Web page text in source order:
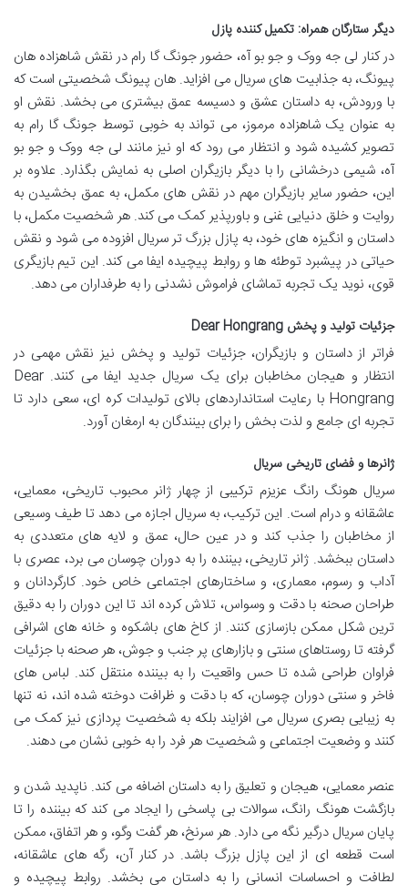
دیگر ستارگان همراه: تکمیل کننده پازل
در کنار لی جه ووک و جو بو آه، حضور جونگ گا رام در نقش شاهزاده هان
پیونگ، به جذابیت های سریال می افزاید. هان پیونگ شخصیتی است که
با ورودش، به داستان عشق و دسیسه عمق بیشتری می بخشد. نقش او
به عنوان یک شاهزاده مرموز، می تواند به خوبی توسط جونگ گا رام به
تصویر کشیده شود و انتظار می رود که او نیز مانند لی جه ووک و جو بو
آه، شیمی درخشانی را با دیگر بازیگران اصلی به نمایش بگذارد. علاوه بر
این، حضور سایر بازیگران مهم در نقش های مکمل، به عمق بخشیدن به
روایت و خلق دنیایی غنی و باورپذیر کمک می کند. هر شخصیت مکمل، با
داستان و انگیزه های خود، به پازل بزرگ تر سریال افزوده می شود و نقش
حیاتی در پیشبرد توطئه ها و روابط پیچیده ایفا می کند. این تیم بازیگری
قوی، نوید یک تجربه تماشای فراموش نشدنی را به طرفداران می دهد.
جزئیات تولید و پخش Dear Hongrang
فراتر از داستان و بازیگران، جزئیات تولید و پخش نیز نقش مهمی در
انتظار و هیجان مخاطبان برای یک سریال جدید ایفا می کنند. Dear
Hongrang با رعایت استانداردهای بالای تولیدات کره ای، سعی دارد تا
تجربه ای جامع و لذت بخش را برای بینندگان به ارمغان آورد.
ژانرها و فضای تاریخی سریال
سریال هونگ رانگ عزیزم ترکیبی از چهار ژانر محبوب تاریخی، معمایی،
عاشقانه و درام است. این ترکیب، به سریال اجازه می دهد تا طیف وسیعی
از مخاطبان را جذب کند و در عین حال، عمق و لایه های متعددی به
داستان ببخشد. ژانر تاریخی، بیننده را به دوران چوسان می برد، عصری با
آداب و رسوم، معماری، و ساختارهای اجتماعی خاص خود. کارگردانان و
طراحان صحنه با دقت و وسواس، تلاش کرده اند تا این دوران را به دقیق
ترین شکل ممکن بازسازی کنند. از کاخ های باشکوه و خانه های اشرافی
گرفته تا روستاهای سنتی و بازارهای پر جنب و جوش، هر صحنه با جزئیات
فراوان طراحی شده تا حس واقعیت را به بیننده منتقل کند. لباس های
فاخر و سنتی دوران چوسان، که با دقت و ظرافت دوخته شده اند، نه تنها
به زیبایی بصری سریال می افزایند بلکه به شخصیت پردازی نیز کمک می
کنند و وضعیت اجتماعی و شخصیت هر فرد را به خوبی نشان می دهند.
عنصر معمایی، هیجان و تعلیق را به داستان اضافه می کند. ناپدید شدن و
بازگشت هونگ رانگ، سوالات بی پاسخی را ایجاد می کند که بیننده را تا
پایان سریال درگیر نگه می دارد. هر سرنخ، هر گفت وگو، و هر اتفاق، ممکن
است قطعه ای از این پازل بزرگ باشد. در کنار آن، رگه های عاشقانه،
لطافت و احساسات انسانی را به داستان می بخشد. روابط پیچیده و